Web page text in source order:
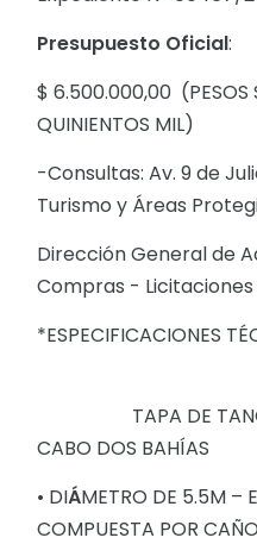
Presupuesto Oficial:
$ 6.500.000,00 (PESOS
QUINIENTOS MIL)
-Consultas: Av. 9 de
Turismo y Áreas
Dirección General de
Compras - Licitaciones
TAPA DE
CABO DOS BAHÍAS
• DIÁMETRO DE 5.5M –
COMPUESTA POR